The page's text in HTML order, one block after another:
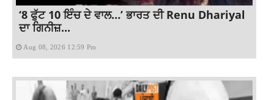
‘8 ਫੁੱਟ 10 ਇੰਚ ਦੇ ਵਾਲ…’ ਭਾਰਤ ਦੀ Renu Dhariyal
ਦਾ ਗਿਨੀਜ਼...
Aug 08, 2026 12:59 Pm